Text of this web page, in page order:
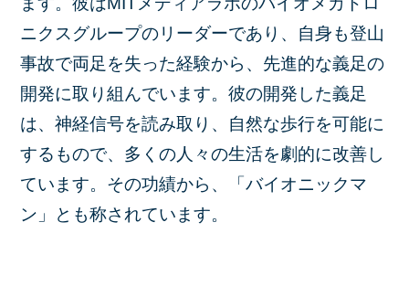
ニクスグループのリーダーであり、自身も登山
事故で両足を失った経験から、先進的な義足の
開発に取り組んでいます。彼の開発した義足
は、神経信号を読み取り、自然な歩行を可能に
するもので、多くの人々の生活を劇的に改善し
ています。その功績から、「バイオニックマ
ン」とも称されています。